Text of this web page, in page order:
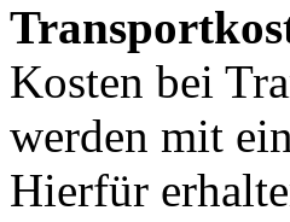
Kosten bei
werden mit
Hierfür